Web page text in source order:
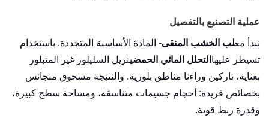
عملية التصنيع بالتفصيل
نبدأ معلب الخشب المنقى- المادة الأساسية المتجددة. باستخدام
تسيطر عليها التحلل المائي الحمضينزيل السليلوز غير المتبلور
بعناية، تاركين وراءنا مناطق بلورية. والنتيجة مسحوق متجانس
بخصائص فريدة: أحجام جسيمات متناسقة، ومساحة سطح كبيرة،
وقدرة ربط قوية.